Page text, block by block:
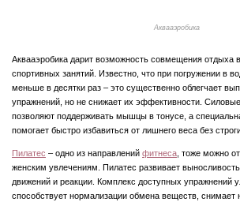
Аквааэробика
Аквааэробика дарит возможность совмещения отдыха
спортивных занятий. Известно, что при погружении в
меньше в десятки раз – это существенно облегчает
упражнений, но не снижает их эффективности.
позволяют поддерживать мышцы в тонусе, а
помогает быстро избавиться от лишнего веса без
Пилатес – одно из направлений фитнеса , тоже можно
женским увлечениям. Пилатес развивает
движений и реакции. Комплекс доступных упражнений
способствует нормализации обмена веществ,